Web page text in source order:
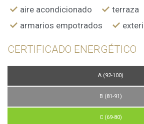
aire acondicionado
terraza
armarios empotrados
CERTIFICADO ENERGÉTICO
A (92-100)
B (81-91)
C (69-80)